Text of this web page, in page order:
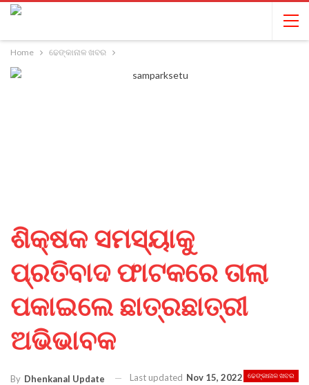
Home ଢେଙ୍କାନାଳ ଖବର
ଶିକ୍ଷକ ସମସ୍ୟାକୁ
ପ୍ରତିବାଦ ଫାଟକରେ ତାଲା
ପକାଇଲେ ଛାତ୍ରଛାତ୍ରୀ
ଅଭିଭାବକ
ଢେଙ୍କାନାଳ ଖବର
By Dhenkanal Update Last updated Nov 15, 2022